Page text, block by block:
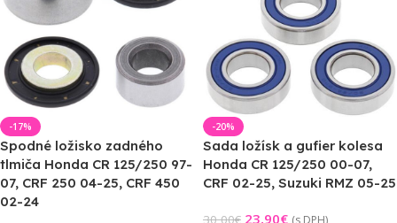
-17%
Spodné ložisko zadného
tlmiča Honda CR 125/250 97-
07, CRF 250 04-25, CRF 450
02-24
-20%
Sada ložísk a gufier kolesa
Honda CR 125/250 00-07,
CRF 02-25, Suzuki RMZ 05-25
30,00€ 23,90€ (s DPH)